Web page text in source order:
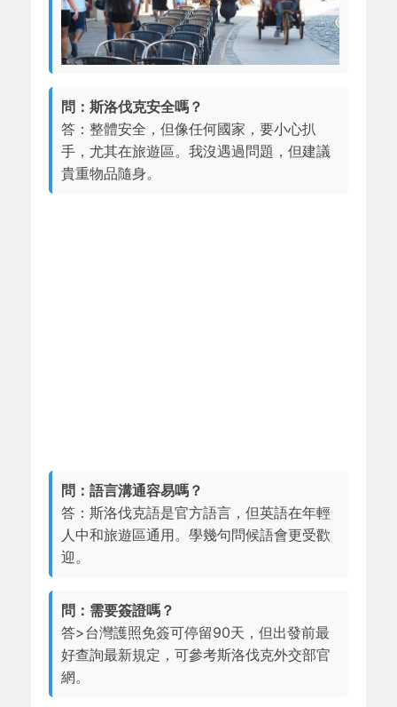
問：斯洛伐克安全嗎？
答：整體安全，但像任何國家，要小心扒
手，尤其在旅遊區。我沒遇過問題，但建議
貴重物品隨身。
問：語言溝通容易嗎？
答：斯洛伐克語是官方語言，但英語在年輕
人中和旅遊區通用。學幾句問候語會更受歡
迎。
問：需要簽證嗎？
答>台灣護照免簽可停留90天，但出發前最
好查詢最新規定，可參考斯洛伐克外交部官
網。